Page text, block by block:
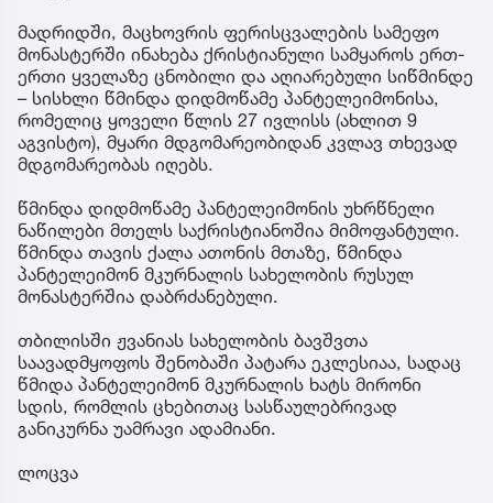
მადრიდში, მაცხოვრის ფერისცვალების სამეფო
მონასტერში ინახება ქრისტიანული სამყაროს ერთ-
ერთი ყველაზე ცნობილი და აღიარებული სიწმინდე
– სისხლი წმინდა დიდმოწამე პანტელეიმონისა,
რომელიც ყოველი წლის 27 ივლისს (ახლით 9
აგვისტო), მყარი მდგომარეობიდან კვლავ თხევად
მდგომარეობას იღებს.
წმინდა დიდმოწამე პანტელეიმონის უხრწნელი
ნაწილები მთელს საქრისტიანოშია მიმოფანტული.
წმინდა თავის ქალა ათონის მთაზე, წმინდა
პანტელეიმონ მკურნალის სახელობის რუსულ
მონასტერშია დაბრძანებული.
თბილისში ჟვანიას სახელობის ბავშვთა
საავადმყოფოს შენობაში პატარა ეკლესიაა, სადაც
წმიდა პანტელეიმონ მკურნალის ხატს მირონი
სდის, რომლის ცხებითაც სასწაულებრივად
განიკურნა უამრავი ადამიანი.
ლოცვა